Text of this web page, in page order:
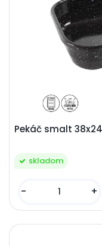
Pekáč smalt
skladom
- +